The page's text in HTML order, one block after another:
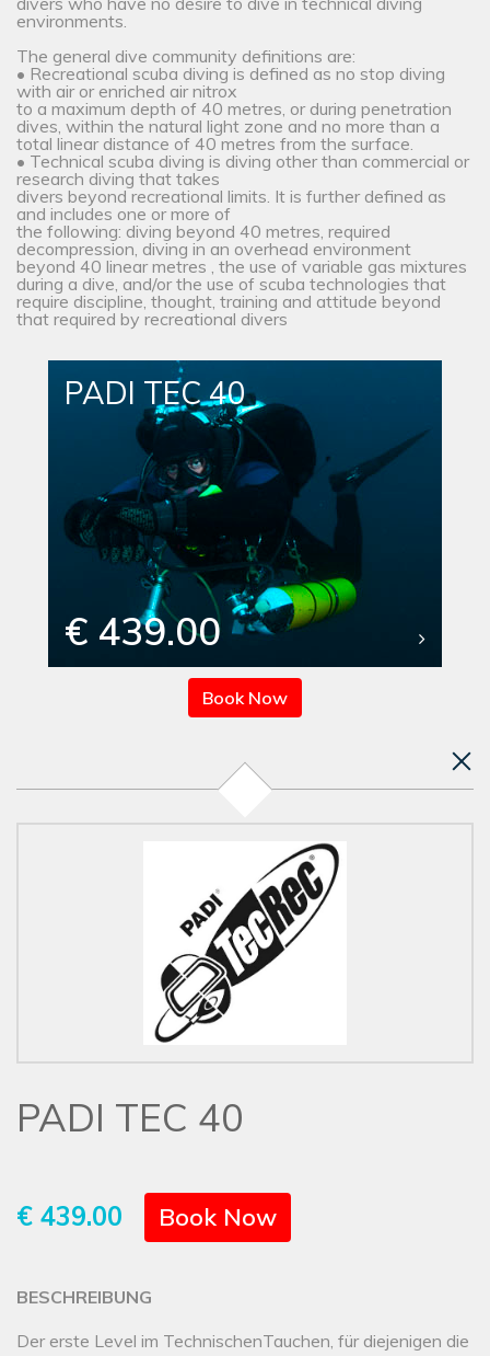
environments.
The general dive community definitions are:
• Recreational scuba diving is defined as no stop diving
with air or enriched air nitrox
to a maximum depth of 40 metres, or during penetration
dives, within the natural light zone and no more than a
total linear distance of 40 metres from the surface.
• Technical scuba diving is diving other than commercial or
research diving that takes
divers beyond recreational limits. It is further defined as
and includes one or more of
the following: diving beyond 40 metres, required
decompression, diving in an overhead environment
beyond 40 linear metres , the use of variable gas mixtures
during a dive, and/or the use of scuba technologies that
require discipline, thought, training and attitude beyond
that required by recreational divers
PADI TEC 40
€ 439.00
Book Now
PADI TEC 40
€ 439.00 Book Now
BESCHREIBUNG
Der erste Level im TechnischenTauchen, für diejenigen die